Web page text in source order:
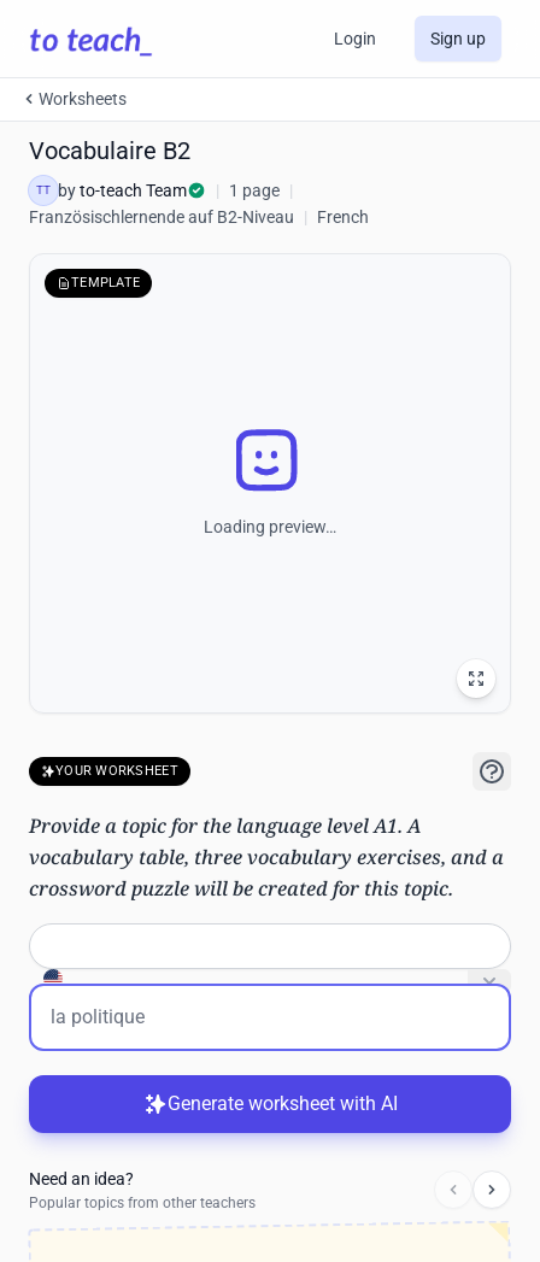
Login Sign up
Worksheets
Vocabulaire B2
TT byto-teach Team | 1 page |
Französischlernende auf B2-Niveau
| French
TEMPLATE
Loading preview…
YOUR WORKSHEET
Provide a topic for the language level A1. A
vocabulary table, three vocabulary exercises, and a
crossword puzzle will be created for this topic.
Generate worksheet with AI
Need an idea?
Popular topics from other teachers